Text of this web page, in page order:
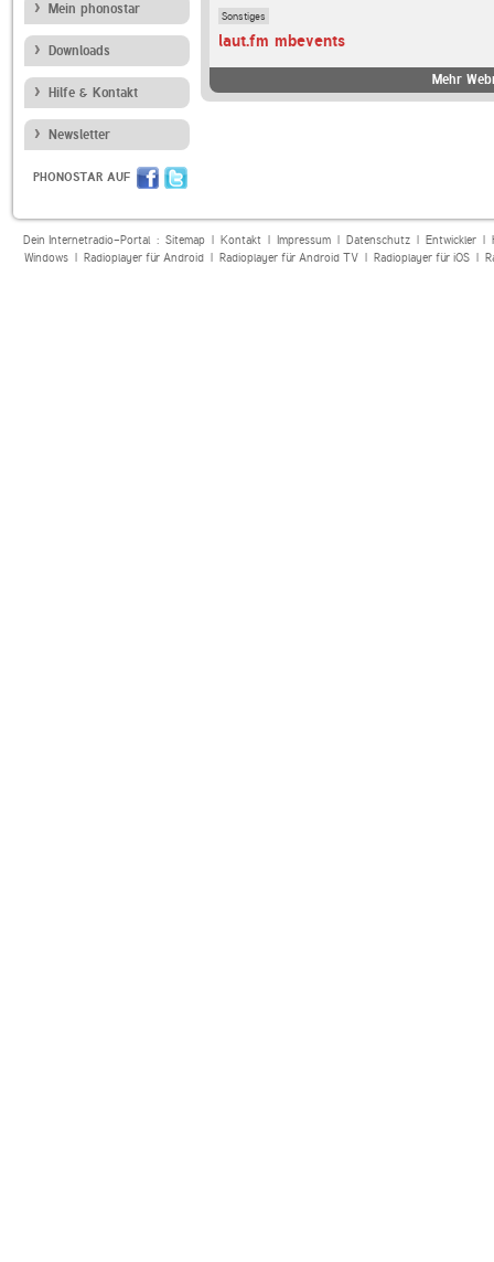
Mein phonostar
Downloads
Hilfe & Kontakt
Newsletter
PHONOSTAR AUF
Sonstiges
laut.fm mbevents
Mehr
Dein Internetradio-Portal : Sitemap| Kontakt| Impressum| Datenschutz| Entwickler|
Windows| Radioplayer für Android| Radioplayer für Android TV| Radioplayer für iOS|